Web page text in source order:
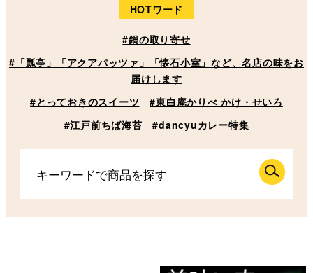
HOTワード
#鍋の取り寄せ
#「瓢亭」「アクアパッツァ」「懐石小室」など、名店の味をお
届けします
#とっておきのスイーツ
#東白庵かりべ かけ・せいろ
#江戸前ちば海苔
#dancyuカレー特集